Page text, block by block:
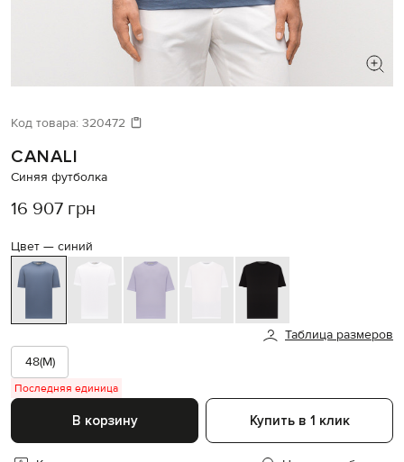
Давайте подберем что-то еще
Похожие товары
Код товара: 320472
CANALI
Синяя футболка
16 907 грн
Цвет — синий
Таблица размеров
48(M)
Последняя единица
В корзину Купить в 1 клик